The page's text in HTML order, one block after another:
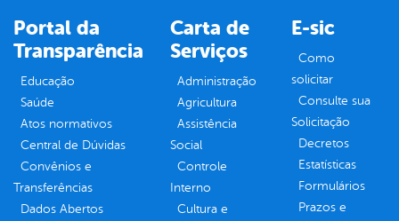
Portal da
Transparência
Educação
Saúde
Atos normativos
Central de Dúvidas
Convênios e
Transferências
Dados Abertos
Carta de
Serviços
Administração
Agricultura
Assistência
Social
Controle
Interno
Cultura e
E-sic
Como
solicitar
Consulte sua
Solicitação
Decretos
Estatísticas
Formulários
Prazos e